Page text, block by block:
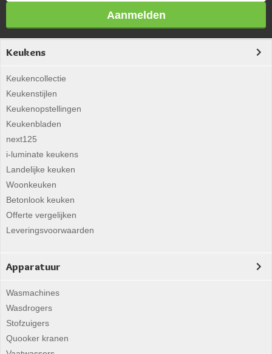
Aanmelden
Keukens
Keukencollectie
Keukenstijlen
Keukenopstellingen
Keukenbladen
next125
i-luminate keukens
Landelijke keuken
Woonkeuken
Betonlook keuken
Offerte vergelijken
Leveringsvoorwaarden
Apparatuur
Wasmachines
Wasdrogers
Stofzuigers
Quooker kranen